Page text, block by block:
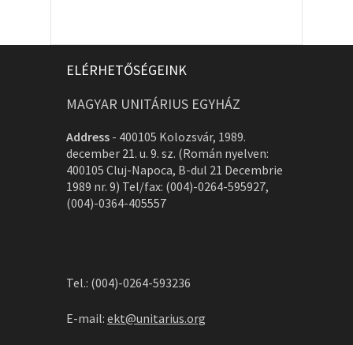
ELÉRHETŐSÉGEINK
MAGYAR UNITÁRIUS EGYHÁZ
Address - 400105 Kolozsvár, 1989.
december 21. u. 9. sz. (Román nyelven:
400105 Cluj-Napoca, B-dul 21 Decembrie
1989 nr. 9) Tel/fax: (004)-0264-595927,
(004)-0364-405557
Tel.: (004)-0264-593236
E-mail: ekt@unitarius.org